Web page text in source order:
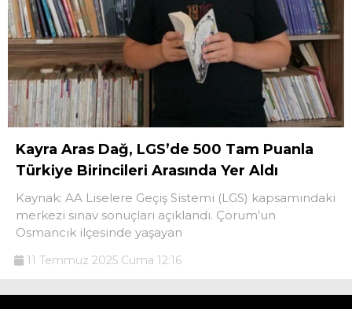
Kayra Aras Dağ, LGS’de 500 Tam Puanla
Türkiye Birincileri Arasında Yer Aldı
Kaynak: AA Liselere Geçiş Sistemi (LGS) kapsamındaki
merkezi sınav sonuçları açıklandı. Çorum’un
Osmancık ilçesinde yaşayan
11 Temmuz 2025 Cuma 12:16